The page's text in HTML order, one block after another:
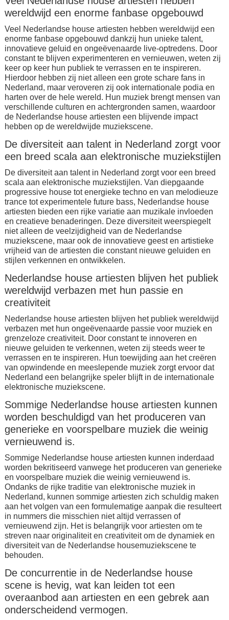
wereldwijd een enorme fanbase opgebouwd
Veel Nederlandse house artiesten hebben wereldwijd een
enorme fanbase opgebouwd dankzij hun unieke talent,
innovatieve geluid en ongeëvenaarde live-optredens. Door
constant te blijven experimenteren en vernieuwen, weten zij
keer op keer hun publiek te verrassen en te inspireren.
Hierdoor hebben zij niet alleen een grote schare fans in
Nederland, maar veroveren zij ook internationale podia en
harten over de hele wereld. Hun muziek brengt mensen van
verschillende culturen en achtergronden samen, waardoor
de Nederlandse house artiesten een blijvende impact
hebben op de wereldwijde muziekscene.
De diversiteit aan talent in Nederland zorgt voor
een breed scala aan elektronische muziekstijlen
De diversiteit aan talent in Nederland zorgt voor een breed
scala aan elektronische muziekstijlen. Van diepgaande
progressive house tot energieke techno en van melodieuze
trance tot experimentele future bass, Nederlandse house
artiesten bieden een rijke variatie aan muzikale invloeden
en creatieve benaderingen. Deze diversiteit weerspiegelt
niet alleen de veelzijdigheid van de Nederlandse
muziekscene, maar ook de innovatieve geest en artistieke
vrijheid van de artiesten die constant nieuwe geluiden en
stijlen verkennen en ontwikkelen.
Nederlandse house artiesten blijven het publiek
wereldwijd verbazen met hun passie en
creativiteit
Nederlandse house artiesten blijven het publiek wereldwijd
verbazen met hun ongeëvenaarde passie voor muziek en
grenzeloze creativiteit. Door constant te innoveren en
nieuwe geluiden te verkennen, weten zij steeds weer te
verrassen en te inspireren. Hun toewijding aan het creëren
van opwindende en meeslepende muziek zorgt ervoor dat
Nederland een belangrijke speler blijft in de internationale
elektronische muziekscene.
Sommige Nederlandse house artiesten kunnen
worden beschuldigd van het produceren van
generieke en voorspelbare muziek die weinig
vernieuwend is.
Sommige Nederlandse house artiesten kunnen inderdaad
worden bekritiseerd vanwege het produceren van generieke
en voorspelbare muziek die weinig vernieuwend is.
Ondanks de rijke traditie van elektronische muziek in
Nederland, kunnen sommige artiesten zich schuldig maken
aan het volgen van een formulematige aanpak die resulteert
in nummers die misschien niet altijd verrassen of
vernieuwend zijn. Het is belangrijk voor artiesten om te
streven naar originaliteit en creativiteit om de dynamiek en
diversiteit van de Nederlandse housemuziekscene te
behouden.
De concurrentie in de Nederlandse house
scene is hevig, wat kan leiden tot een
overaanbod aan artiesten en een gebrek aan
onderscheidend vermogen.